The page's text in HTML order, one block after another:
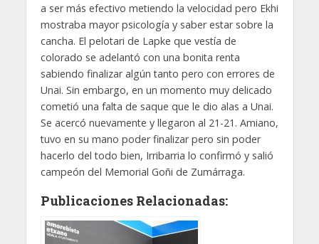
a ser más efectivo metiendo la velocidad pero Ekhi
mostraba mayor psicología y saber estar sobre la
cancha. El pelotari de Lapke que vestía de
colorado se adelantó con una bonita renta
sabiendo finalizar algún tanto pero con errores de
Unai. Sin embargo, en un momento muy delicado
cometió una falta de saque que le dio alas a Unai.
Se acercó nuevamente y llegaron al 21-21. Amiano,
tuvo en su mano poder finalizar pero sin poder
hacerlo del todo bien, Irribarria lo confirmó y salió
campeón del Memorial Goñi de Zumárraga.
Publicaciones Relacionadas: